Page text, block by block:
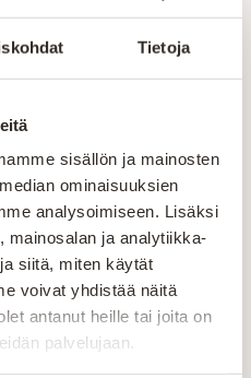
Tietoja
sisällön ja mainosten
ominaisuuksien
analysoimiseen. Lisäksi
mainosalan ja analytiikka-
siitä, miten käytät
voivat yhdistää näitä
antanut heille tai joita on
palvelujaan.
Vilma lepotuoli
Vilma lepotuoli
Suomessa tehty
tyylikäs
matalaselkäinen
valinta. Kankaina
valittavissa
ihastuttavat Storm tai
Diamonds.
Runkorakenne on
valmistettu
massiivipuusta ja…
1 237,00
Veera
Veera
lepotuoli,
kankaalla.
vanerista
– aidosti